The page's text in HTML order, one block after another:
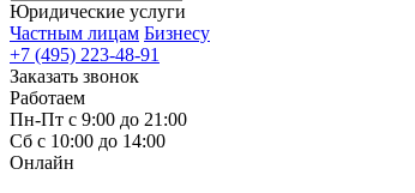
Юридические услуги
Частным лицам Бизнесу
+7 (495) 223-48-91
Заказать звонок
Работаем
Пн-Пт с 9:00 до 21:00
Сб с 10:00 до 14:00
Онлайн